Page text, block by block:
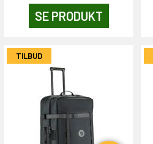
SE PRODUKT
TILBUD